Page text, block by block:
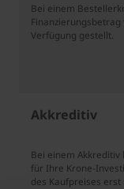
Bei einem
Verfügung gestellt.
Akkreditiv
Bei einem
für Ihre Krone-
des Kaufpreises